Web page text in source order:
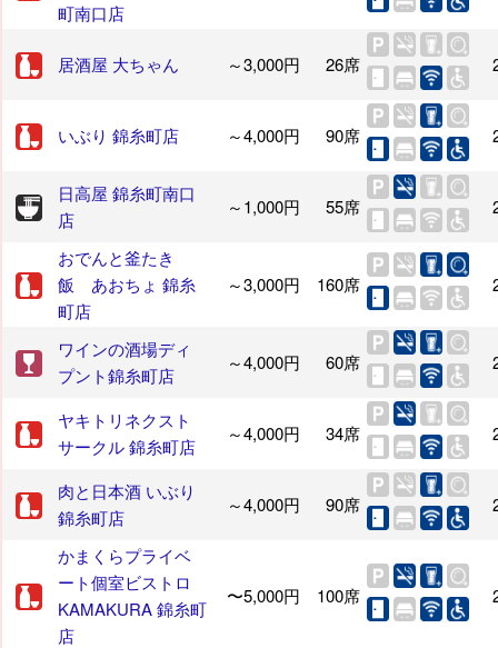
町南口店
居酒屋 大ちゃん ～3,000円 26席
いぶり 錦糸町店 ～4,000円 90席
日高屋 錦糸町南口
店
～1,000円 55席
おでんと釜たき
飯 あおちょ 錦糸
町店
～3,000円 160席
ワインの酒場ディ
プント錦糸町店
～4,000円 60席
ヤキトリネクスト
サークル 錦糸町店
～4,000円 34席
肉と日本酒 いぶり
錦糸町店
～4,000円 90席
かまくらプライベ
ート個室ビストロ
KAMAKURA 錦糸町
店
〜5,000円 100席